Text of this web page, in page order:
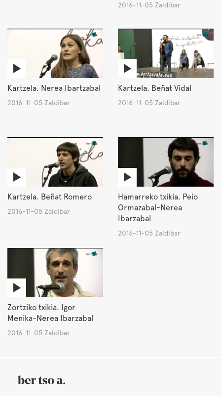
2016-11-05 Zaldibar
Kartzela. Nerea Ibartzabal
2016-11-05 Zaldibar
Kartzela. Beñat Vidal
2016-11-05 Zaldibar
Kartzela. Beñat Romero
2016-11-05 Zaldibar
Hamarreko txikia. Peio
Ormazabal-Nerea
Ibarzabal
2016-11-05 Zaldibar
Zortziko txikia. Igor
Menika-Nerea Ibarzabal
2016-11-05 Zaldibar